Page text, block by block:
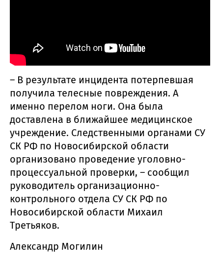
– В результате инцидента потерпевшая
получила телесные повреждения. А
именно перелом ноги. Она была
доставлена в ближайшее медицинское
учреждение. Следственными органами СУ
СК РФ по Новосибирской области
организовано проведение уголовно-
процессуальной проверки, – сообщил
руководитель организационно-
контрольного отдела СУ СК РФ по
Новосибирской области Михаил
Третьяков.
Александр Могилин